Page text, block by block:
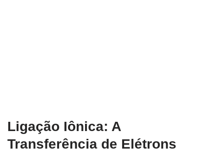
Ligação Iônica: A
Transferência de Elétrons